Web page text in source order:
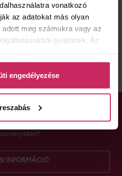
vonatkozó
az adatokat más olyan
meg számukra vagy az
gyűjtöttek. Az
engedélyezése
PROGRAM
INFORMÁCIÓ